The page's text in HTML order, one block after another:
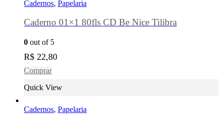
Cadernos, Papelaria
Caderno 01×1 80fls CD Be Nice Tilibra
0 out of 5
R$ 22,80
Comprar
Quick View
Cadernos, Papelaria